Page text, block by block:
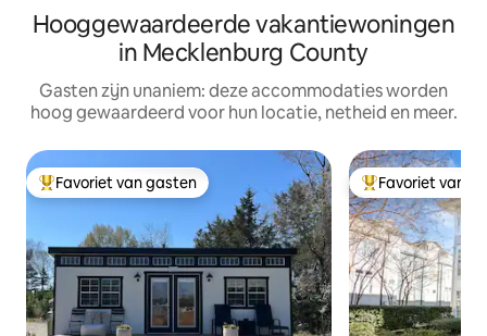
Hooggewaardeerde vakantiewoningen
in Mecklenburg County
Gasten zijn unaniem: deze accommodaties worden
hoog gewaardeerd voor hun locatie, netheid en meer.
Topfavoriet van gasten
Favoriet van gasten Topfavoriet van
Favoriet van